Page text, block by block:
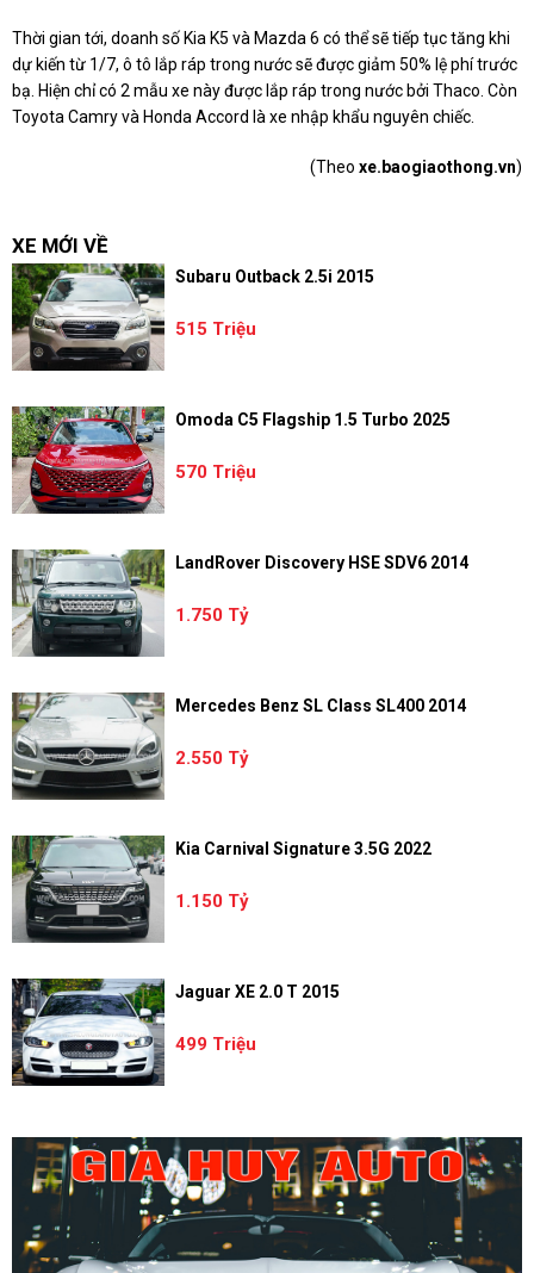
Thời gian tới, doanh số Kia K5 và Mazda 6 có thể sẽ tiếp tục tăng khi
dự kiến từ 1/7, ô tô lắp ráp trong nước sẽ được giảm 50% lệ phí trước
bạ. Hiện chỉ có 2 mẫu xe này được lắp ráp trong nước bởi Thaco. Còn
Toyota Camry và Honda Accord là xe nhập khẩu nguyên chiếc.
(Theo xe.baogiaothong.vn)
XE MỚI VỀ
Subaru Outback 2.5i 2015
515 Triệu
Omoda C5 Flagship 1.5 Turbo 2025
570 Triệu
LandRover Discovery HSE SDV6 2014
1.750 Tỷ
Mercedes Benz SL Class SL400 2014
2.550 Tỷ
Kia Carnival Signature 3.5G 2022
1.150 Tỷ
Jaguar XE 2.0 T 2015
499 Triệu